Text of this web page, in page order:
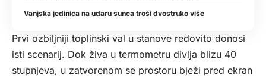
Vanjska jedinica na udaru sunca troši dvostruko više
Prvi ozbiljniji toplinski val u stanove redovito donosi
isti scenarij. Dok živa u termometru divlja blizu 40
stupnjeva, u zatvorenom se prostoru bježi pred ekran